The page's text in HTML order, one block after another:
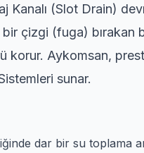
(Slot Drain)
çizgi (fuga) bırakan
korur. Aykomsan,
sunar.
dar bir su toplama